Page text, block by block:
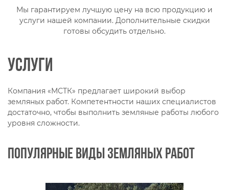
Мы гарантируем лучшую цену на всю продукцию и
услуги нашей компании. Дополнительные скидки
готовы обсудить отдельно.
Услуги
Компания «МСТК» предлагает широкий выбор
земляных работ. Компетентности наших специалистов
достаточно, чтобы выполнить земляные работы любого
уровня сложности.
Популярные виды земляных работ